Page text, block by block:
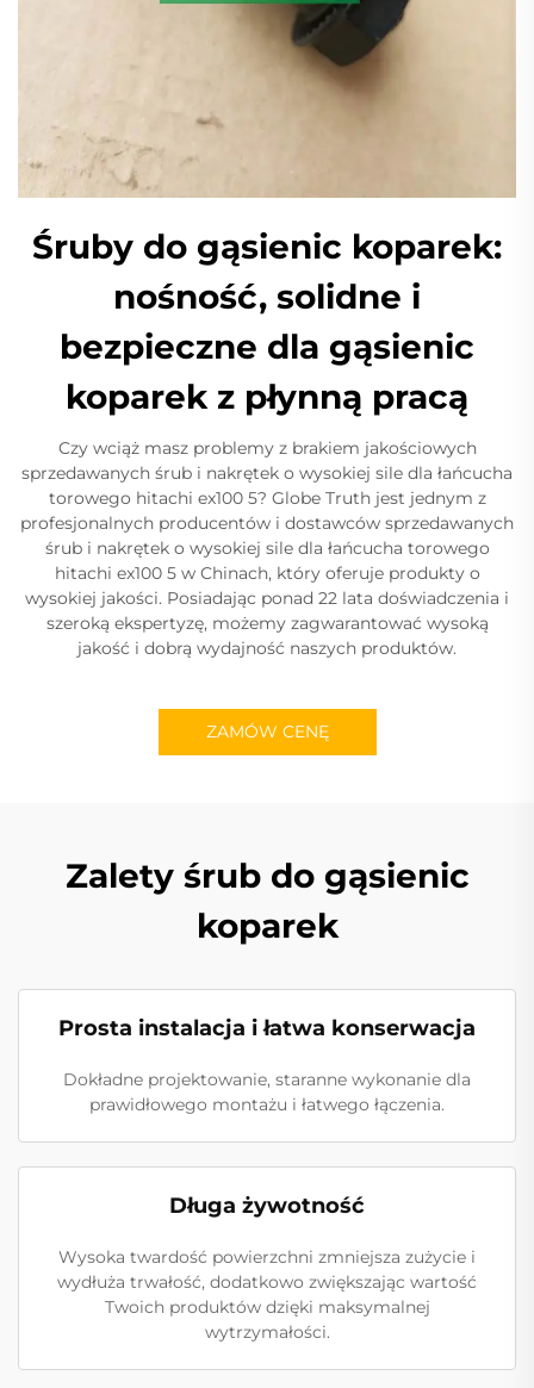
Śruby do gąsienic koparek:
nośność, solidne i
bezpieczne dla gąsienic
koparek z płynną pracą
Czy wciąż masz problemy z brakiem jakościowych
sprzedawanych śrub i nakrętek o wysokiej sile dla łańcucha
torowego hitachi ex100 5? Globe Truth jest jednym z
profesjonalnych producentów i dostawców sprzedawanych
śrub i nakrętek o wysokiej sile dla łańcucha torowego
hitachi ex100 5 w Chinach, który oferuje produkty o
wysokiej jakości. Posiadając ponad 22 lata doświadczenia i
szeroką ekspertyzę, możemy zagwarantować wysoką
jakość i dobrą wydajność naszych produktów.
ZAMÓW CENĘ
Zalety śrub do gąsienic
koparek
Prosta instalacja i łatwa konserwacja
Dokładne projektowanie, staranne wykonanie dla
prawidłowego montażu i łatwego łączenia.
Długa żywotność
Wysoka twardość powierzchni zmniejsza zużycie i
wydłuża trwałość, dodatkowo zwiększając wartość
Twoich produktów dzięki maksymalnej
wytrzymałości.